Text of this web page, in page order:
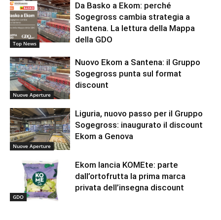
Top News
Da Basko a Ekom: perché
Sogegross cambia strategia a
Santena. La lettura della Mappa
della GDO
Nuove Aperture
Nuovo Ekom a Santena: il Gruppo
Sogegross punta sul format
discount
Nuove Aperture
Liguria, nuovo passo per il Gruppo
Sogegross: inaugurato il discount
Ekom a Genova
GDO
Ekom lancia KOMEte: parte
dall’ortofrutta la prima marca
privata dell’insegna discount